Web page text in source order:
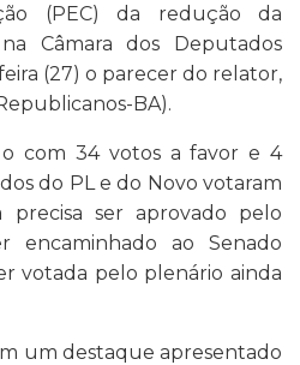
(PEC) da redução da
Câmara dos Deputados
(27) o parecer do relator,
BA).
com 34 votos a favor e 4
do PL e do Novo votaram
ser aprovado pelo
encaminhado ao Senado
votada pelo plenário ainda
um destaque apresentado